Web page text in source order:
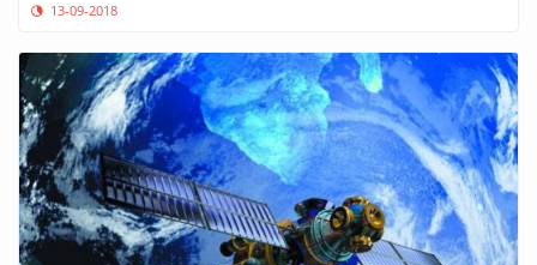
13-09-2018